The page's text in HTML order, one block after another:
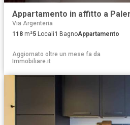
Appartamento in affitto a
Via Argenteria
118 m²5 Locali1 BagnoAppartamento
Aggiornato oltre un mese fa da
Immobiliare.it